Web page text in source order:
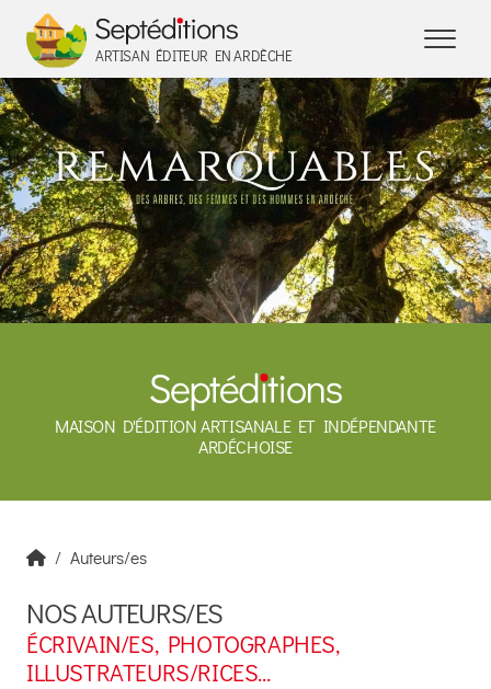
ARTISAN ÉDITEUR EN ARDÈCHE
MAISON D'ÉDITION ARTISANALE ET INDÉPENDANTE
ARDÉCHOISE
Auteurs/es
NOS AUTEURS/ES
ÉCRIVAIN/ES, PHOTOGRAPHES,
ILLUSTRATEURS/RICES...
Panneau de gestion des cookies